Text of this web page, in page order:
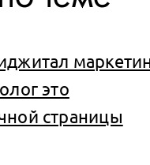
это
страницы